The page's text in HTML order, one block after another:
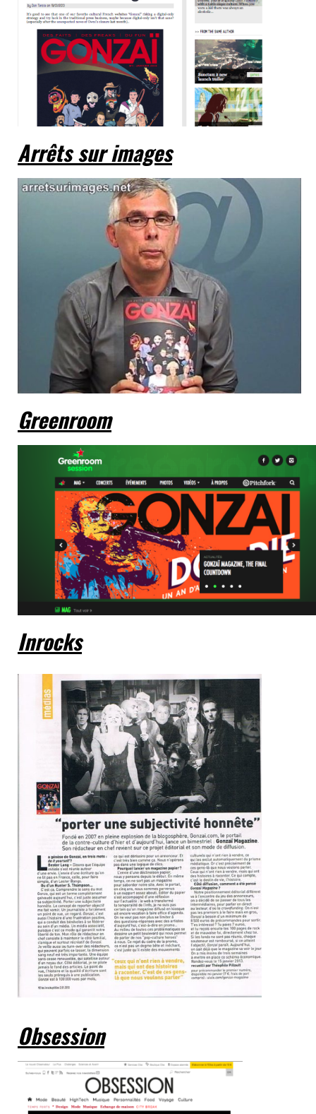
Arrêts sur images
Greenroom
Inrocks
Obsession